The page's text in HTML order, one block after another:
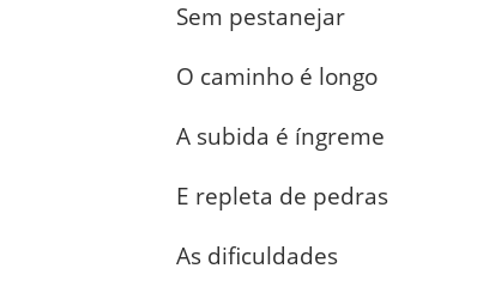
Sem pestanejar
O caminho é longo
A subida é íngreme
E repleta de pedras
As dificuldades